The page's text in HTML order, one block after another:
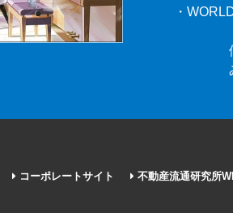
・
コーポレートサイト
不動産流通研究所